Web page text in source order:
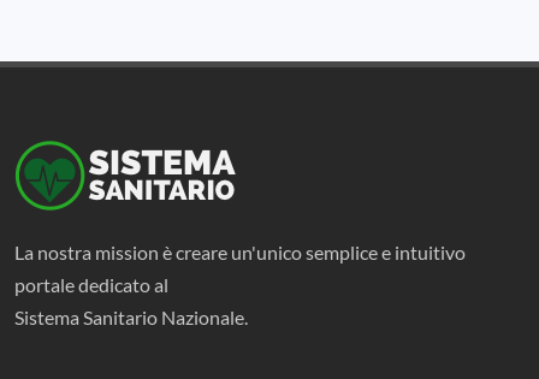
La nostra mission è creare un'unico semplice e intuitivo
portale dedicato al
Sistema Sanitario Nazionale.